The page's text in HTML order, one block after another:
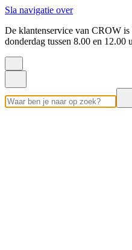
Sla navigatie over
De klantenservice van CROW is
donderdag tussen 8.00 en 12.00